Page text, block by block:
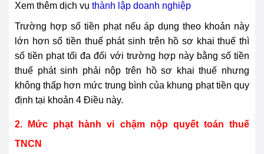
Xem thêm dịch vụ thành lập doanh nghiệp
Trường hợp số tiền phạt nếu áp dụng theo khoản này
lớn hơn số tiền thuế phát sinh trên hồ sơ khai thuế thì
số tiền phạt tối đa đối với trường hợp này bằng số tiền
thuế phát sinh phải nộp trên hồ sơ khai thuế nhưng
không thấp hơn mức trung bình của khung phạt tiền quy
định tại khoản 4 Điều này.
2. Mức phạt hành vi chậm nộp quyết toán thuế
TNCN